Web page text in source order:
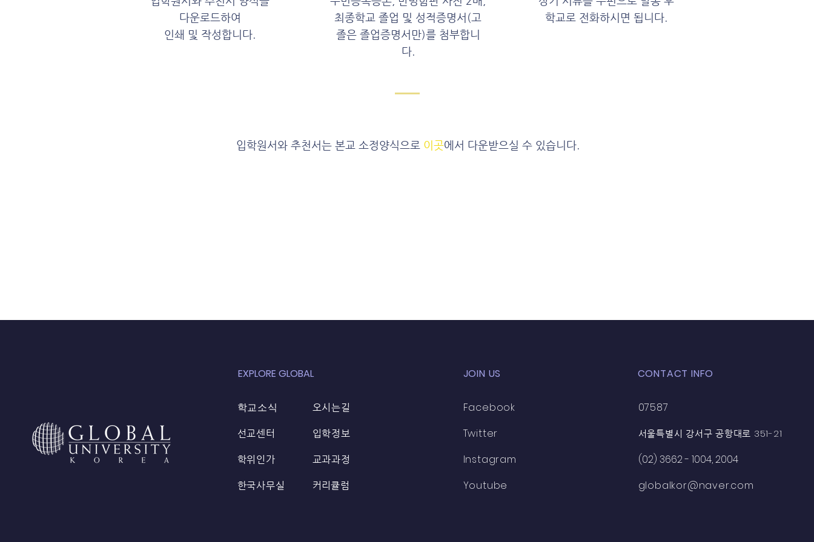
다운로드하여
인쇄 및 작성합니다.​
최종학교 졸업 및 성적증명서(고
졸은 졸업증명서만)를 첨부합니
다.
학교로 전화하시면 됩니다.
입학원서와 추천서는 본교 소정양식으로 이곳에서 다운받으실 수 있습니다.
EXPLORE GLOBAL
학교소식
선교센터
학위인가
한국사무실
오시는길
입학정보
교과과정
​커리큘럼
JOIN US
Facebook
Twitter
Instagram
Youtube
CONTACT INFO
07587
서울특별시 강서구 공항대로 351-21
(02) 3662 - 1004, 2004
globalkor@naver.com